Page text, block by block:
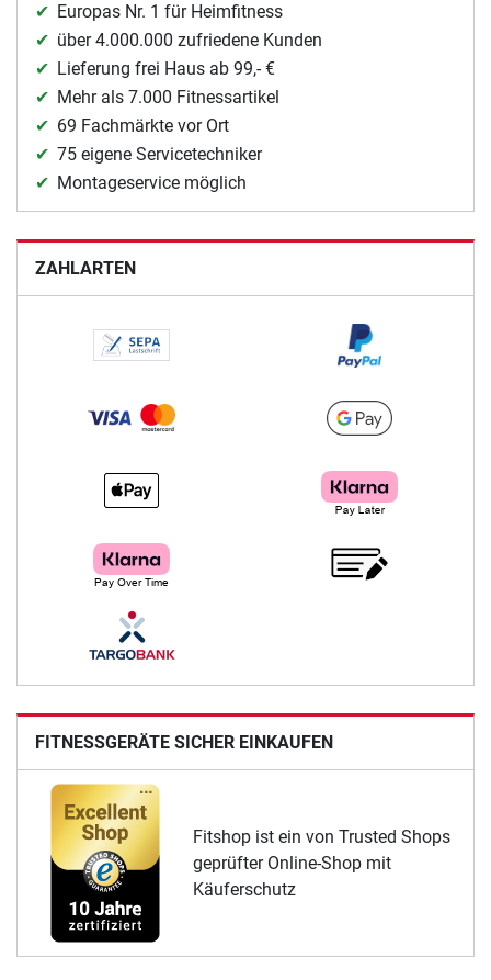
Europas Nr. 1 für Heimfitness
über 4.000.000 zufriedene Kunden
Lieferung frei Haus ab 99,- €
Mehr als 7.000 Fitnessartikel
69 Fachmärkte vor Ort
75 eigene Servicetechniker
Montageservice möglich
ZAHLARTEN
FITNESSGERÄTE SICHER EINKAUFEN
Fitshop ist ein von Trusted Shops
geprüfter Online-Shop mit
Käuferschutz